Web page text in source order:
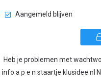
Aangemeld blijven
Heb je problemen met
info a p e n staartje klusidee nl